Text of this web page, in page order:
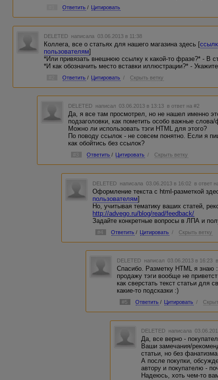
Ответить / Цитировать
DELETED написала 03.06.2013 в 11:38
Коллега, все о статьях для нашего магазина здесь [
пользователям]
*Или привязать внешнюю ссылку к какой-то фразе?* - В
*И как обозначить место вставки иллюстрации?* -
Ответить / Цитировать / Скрыть ветку
DELETED написал 03.06.2013 в 13:13 в ответ на #2
Да, я все там просмотрел, но не нашел именно
подзаголовки, как пометить особо важные
Можно ли использовать тэги HTML для этого?
По поводу ссылок - не совсем понятно. Если я
как обойтись без ссылок?
#3 Ответить / Цитировать / Скрыть ветку
DELETED написала 03.06.2013 в 16:02 в ответ
Оформление текста с html-разметкой
пользователям]
Но, учитывая тематику ваших статей,
http://advego.ru/blog/read/feedback/
Задайте конкретные вопросы в ЛПА и
#4 Ответить / Цитировать / Скрыть ветку
DELETED написал 03.06.2013 в 16:23
Спасибо. Разметку HTML я знаю
продажу тэги вообще не
как сверстать текст статьи для
какие-то подсказки :)
#5 Ответить / Цитировать /
DELETED написала
Да, все верно -
Ваши замечания/
статьи, но без
А после покупки,
автору и покупателю -
Надеюсь, хоть чем-то